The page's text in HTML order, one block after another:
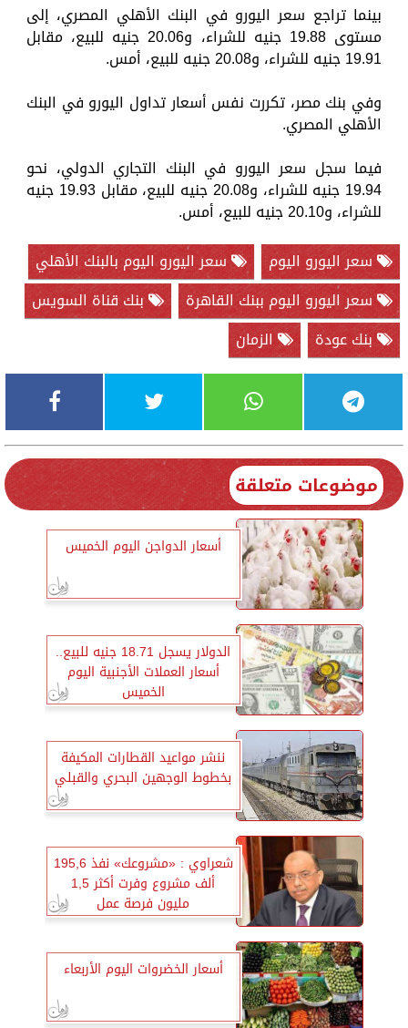
بينما تراجع سعر اليورو في البنك الأهلي المصري، إلى
مستوى 19.88 جنيه للشراء، و20.06 جنيه للبيع، مقابل
19.91 جنيه للشراء، و20.08 جنيه للبيع، أمس.
وفي بنك مصر، تكررت نفس أسعار تداول اليورو في البنك
الأهلي المصري.
فيما سجل سعر اليورو في البنك التجاري الدولي، نحو
19.94 جنيه للشراء، و20.08 جنيه للبيع، مقابل 19.93 جنيه
للشراء، و20.10 جنيه للبيع، أمس.
سعر اليورو اليوم
سعر اليورو اليوم بالبنك الأهلي
سعر اليورو اليوم ببنك القاهرة
بنك قناة السويس
بنك عودة
الزمان
موضوعات متعلقة
أسعار الدواجن اليوم الخميس
الدولار يسجل 18.71 جنيه للبيع..
أسعار العملات الأجنبية اليوم
الخميس
ننشر مواعيد القطارات المكيفة
بخطوط الوجهين البحري والقبلي
شعراوي : «مشروعك» نفذ 195,6
ألف مشروع وفرت أكثر 1,5
مليون فرصة عمل
أسعار الخضروات اليوم الأربعاء